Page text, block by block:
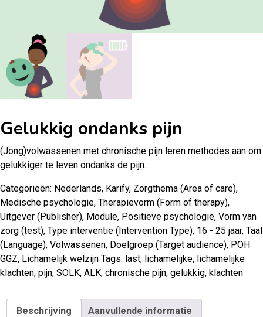
Gelukkig ondanks pijn
(Jong)volwassenen met chronische pijn leren methodes aan om
gelukkiger te leven ondanks de pijn.
Categorieën: Nederlands, Karify, Zorgthema (Area of care),
Medische psychologie, Therapievorm (Form of therapy),
Uitgever (Publisher), Module, Positieve psychologie, Vorm van
zorg (test), Type interventie (Intervention Type), 16 - 25 jaar, Taal
(Language), Volwassenen, Doelgroep (Target audience), POH
GGZ, Lichamelijk welzijn Tags: last, lichamelijke, lichamelijke
klachten, pijn, SOLK, ALK, chronische pijn, gelukkig, klachten
Beschrijving Aanvullende informatie